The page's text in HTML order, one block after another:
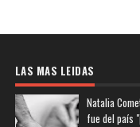
LAS MAS LEIDAS
Natalia
fue del país